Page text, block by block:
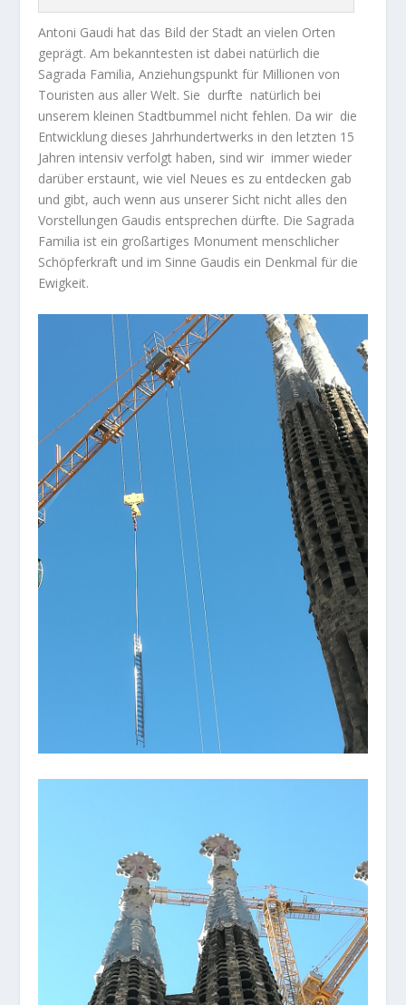
Antoni Gaudi hat das Bild der Stadt an vielen Orten
geprägt. Am bekanntesten ist dabei natürlich die
Sagrada Familia, Anziehungspunkt für Millionen von
Touristen aus aller Welt. Sie durfte natürlich bei
unserem kleinen Stadtbummel nicht fehlen. Da wir die
Entwicklung dieses Jahrhundertwerks in den letzten 15
Jahren intensiv verfolgt haben, sind wir immer wieder
darüber erstaunt, wie viel Neues es zu entdecken gab
und gibt, auch wenn aus unserer Sicht nicht alles den
Vorstellungen Gaudis entsprechen dürfte. Die Sagrada
Familia ist ein großartiges Monument menschlicher
Schöpferkraft und im Sinne Gaudis ein Denkmal für die
Ewigkeit.